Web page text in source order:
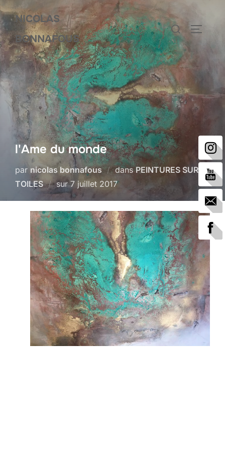
Aller
au
contenu
NICOLAS
BONNAFOUS
Rechercher :
l'Ame du monde
par nicolas bonnafous dans PEINTURES SUR
TOILES
surPublié
le
7 juillet 2017